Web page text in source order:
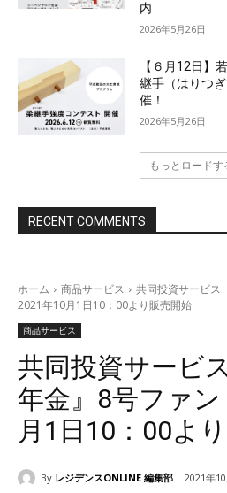
内
2026年5月26日
【６月12日】
継手（はりつ
催！
2026年5月26日
もっとロードす
RECENT COMMENTS